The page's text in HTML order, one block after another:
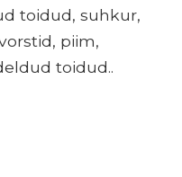
toidud, suhkur,
piim,
toidud..